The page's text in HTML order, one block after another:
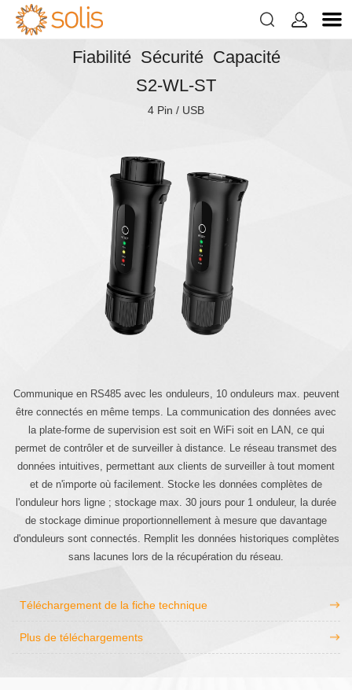
 
Fiabilité Sécurité Capacité
S2-WL-ST
4 Pin / USB
Communique en RS485 avec les onduleurs, 10 onduleurs max. peuvent
être connectés en même temps. La communication des données avec
la plate-forme de supervision est soit en WiFi soit en LAN, ce qui
permet de contrôler et de surveiller à distance. Le réseau transmet des
données intuitives, permettant aux clients de surveiller à tout moment
et de n'importe où facilement. Stocke les données complètes de
l'onduleur hors ligne ; stockage max. 30 jours pour 1 onduleur, la durée
de stockage diminue proportionnellement à mesure que davantage
d'onduleurs sont connectés. Remplit les données historiques complètes
sans lacunes lors de la récupération du réseau.
Téléchargement de la fiche technique
Plus de téléchargements